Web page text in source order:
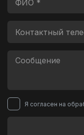
Я согласен на